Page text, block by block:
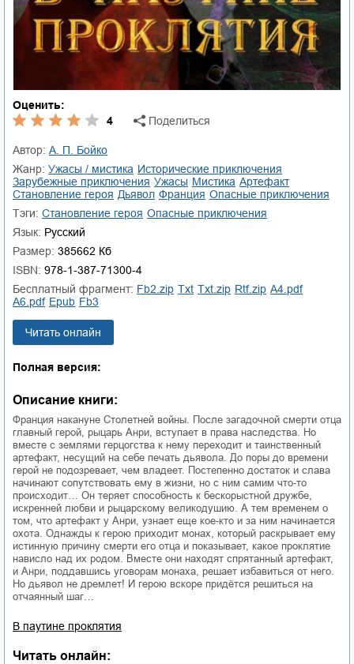
Оценить:
4
Поделиться
Автор:
А. П. Бойко
Жанр:
ужасы / мистика
исторические приключения
зарубежные приключения
ужасы мистика
артефакт
становление героя
дьявол Франция
опасные приключения
Тэги:
становление героя
опасные приключения
Язык: Русский
Размер: 385662 Кб
ISBN: 978-1-387-71300-4
Бесплатный фрагмент:
fb2.zip txt txt.zip rtf.zip
a4.pdf
a6.pdf
epub fb3
Читать онлайн
Полная версия:
Описание книги:
Франция накануне Столетней войны. После загадочной смерти отца
главный герой, рыцарь Анри, вступает в права наследства. Но
вместе с землями герцогства к нему переходит и таинственный
артефакт, несущий на себе печать дьявола. До поры до времени
герой не подозревает, чем владеет. Постепенно достаток и слава
начинают сопутствовать ему в жизни, но с ним самим что-то
происходит… Он теряет способность к бескорыстной дружбе,
искренней любви и рыцарскому великодушию. А тем временем о
том, что артефакт у Анри, узнает еще кое-кто и за ним начинается
охота. Однажды к герою приходит монах, который раскрывает ему
истинную причину смерти его отца и показывает, какое проклятие
нависло над их родом. Вместе они находят спрятанный артефакт,
и Анри, поддавшись уговорам монаха, решает избавиться от него.
Но дьявол не дремлет! И герою вскоре придётся решиться на
отчаянный шаг…
В паутине проклятия
Читать онлайн: